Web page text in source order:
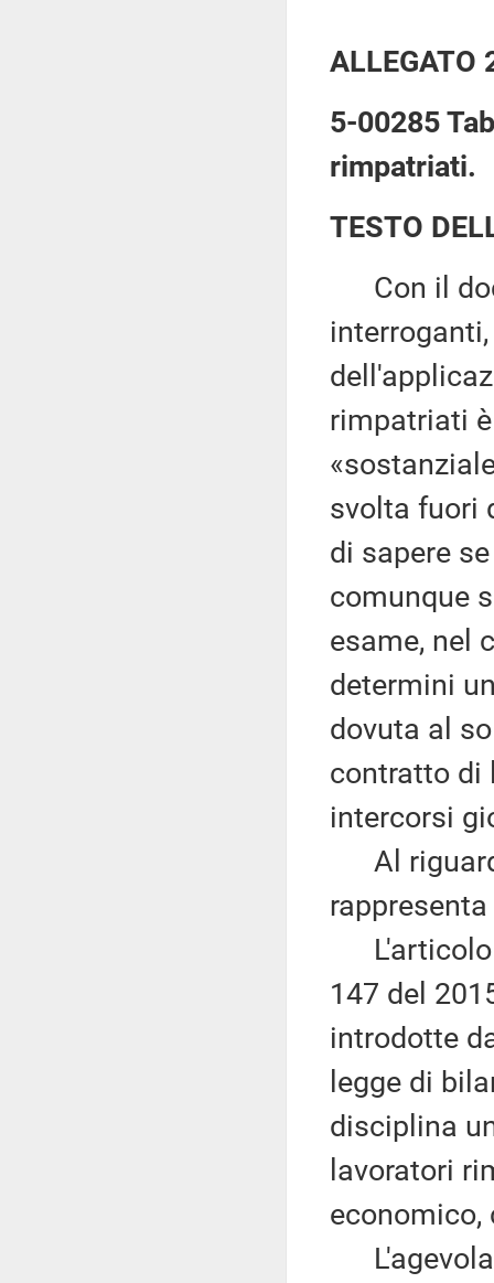
ALLEGATO
5-00285
rimpatriati.
TESTO
Con il
rimpatriati
svolta fuori
di sapere
comunque
esame, nel
determini
dovuta al
contratto di
intercorsi
Al
L'articolo
147 del
introdotte
legge di
disciplina
lavoratori
economico,